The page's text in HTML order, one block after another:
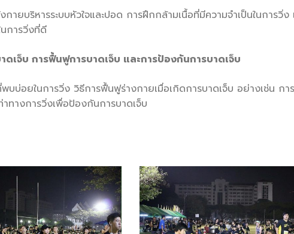
กายบริหารระบบหัวใจและปอด การฝึกกล้ามเนื้อที่มีความจำเป็นในการ
การวิ่งที่ดี
ดเจ็บ การฟื้นฟูการบาดเจ็บ และการป้องกันการบาดเจ็บ
พบบ่อยในการวิ่ง วิธีการฟื้นฟูร่างกายเมื่อเกิดการบาดเจ็บ อย่างเช่น
ทางการวิ่งเพื่อป้องกันการบาดเจ็บ